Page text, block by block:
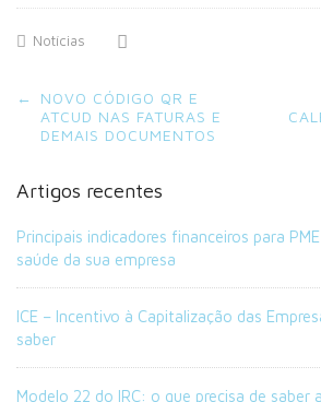
Notícias
Post
navigation
←
NOVO CÓDIGO QR E
ATCUD NAS FATURAS E
DEMAIS DOCUMENTOS
Artigos recentes
Principais indicadores financeiros para
saúde da sua empresa
ICE – Incentivo à Capitalização das
saber
Modelo 22 do IRC: o que precisa de saber